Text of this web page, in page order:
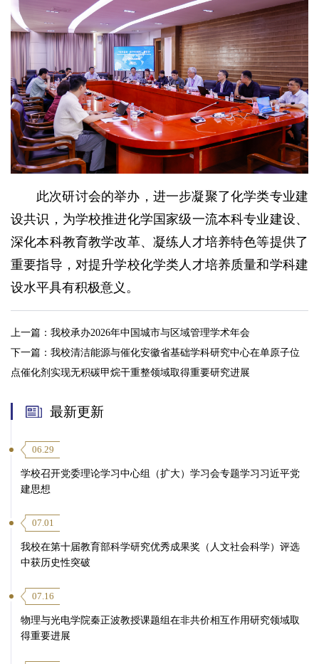
此次研讨会的举办，进一步凝聚了化学类专业建
设共识，为学校推进化学国家级一流本科专业建设、
深化本科教育教学改革、凝练人才培养特色等提供了
重要指导，对提升学校化学类人才培养质量和学科建
设水平具有积极意义。
上一篇： 我校承办2026年中国城市与区域管理学术年会
下一篇： 我校清洁能源与催化安徽省基础学科研究中心在单原子位
点催化剂实现无积碳甲烷干重整领域取得重要研究进展
最新更新
06.29
学校召开党委理论学习中心组（扩大）学习会专题学习习近平党
建思想
07.01
我校在第十届教育部科学研究优秀成果奖（人文社会科学）评选
中获历史性突破
07.16
物理与光电学院秦正波教授课题组在非共价相互作用研究领域取
得重要进展